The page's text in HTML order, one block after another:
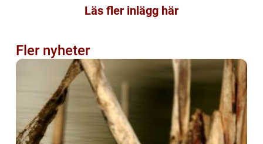
Läs fler inlägg här
Fler nyheter